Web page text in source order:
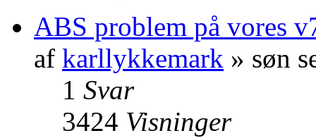
ABS problem på vores
af karllykkemark » søn
1 Svar
3424 Visninger